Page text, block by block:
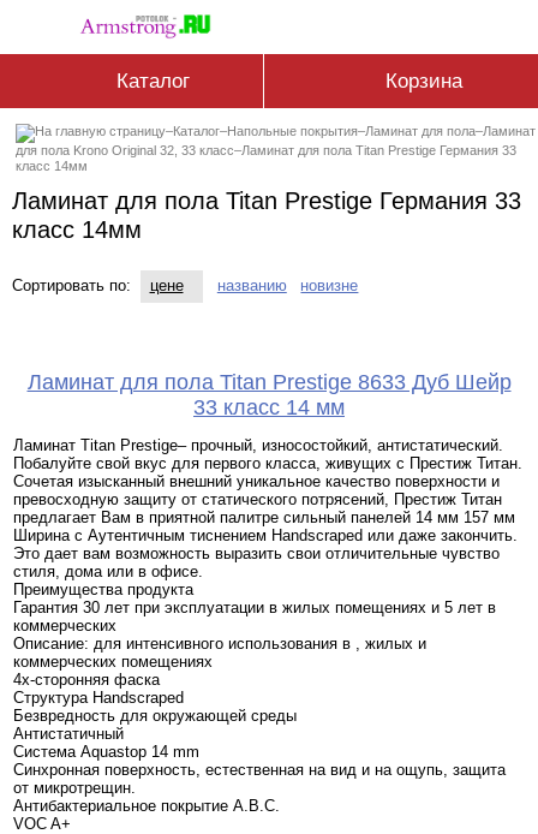
Каталог Корзина
–Каталог–Напольные покрытия–Ламинат для пола–Ламинат
для пола Krono Original 32, 33 класс–Ламинат для пола Titan Prestige Германия 33
класс 14мм
Ламинат для пола Titan Prestige Германия 33
класс 14мм
Сортировать по: цене названию новизне
Ламинат для пола Titan Prestige 8633 Дуб Шейр
33 класс 14 мм
Ламинат Titan Prestige– прочный, износостойкий, антистатический.
Побалуйте свой вкус для первого класса, живущих с Престиж Титан.
Сочетая изысканный внешний уникальное качество поверхности и
превосходную защиту от статического потрясений, Престиж Титан
предлагает Вам в приятной палитре сильный панелей 14 мм 157 мм
Ширина с Аутентичным тиснением Handscraped или даже закончить.
Это дает вам возможность выразить свои отличительные чувство
стиля, дома или в офисе.
Преимущества продукта
Гарантия 30 лет при эксплуатации в жилых помещениях и 5 лет в
коммерческих
Описание: для интенсивного использования в , жилых и
коммерческих помещениях
4х-сторонняя фаска
Структура Handscraped
Безвредность для окружающей среды
Антистатичный
Система Aquastop 14 mm
Синхронная поверхность, естественная на вид и на ощупь, защита
от микротрещин.
Антибактериальное покрытие A.B.C.
VOC A+